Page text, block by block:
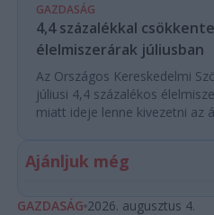
GAZDASÁG
4,4 százalékkal
élelmiszerárak júliusban
Az Országos Kereskedelmi
júliusi 4,4 százalékos
miatt ideje lenne kivezetni az
Ajánljuk még
GAZDASÁG 2026. augusztus 4.